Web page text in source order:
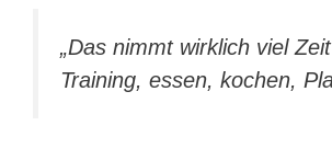
„Das nimmt wirklich viel
Training, essen, kochen,